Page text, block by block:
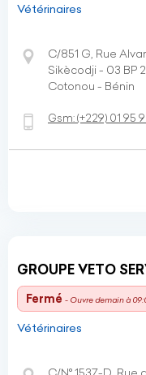
Vétérinaires
C/851 G, Rue
Sikècodji - 03 BP
Cotonou - Bénin
Gsm:(+229) 01 95
GROUPE VETO
Fermé - Ouvre demain à
Vétérinaires